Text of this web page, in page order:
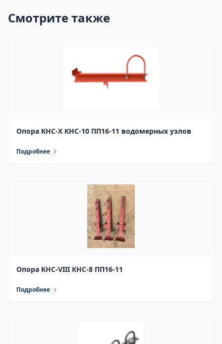
Смотрите также
Опора KHC-X КНС-10 ПП16-11 водомерных узлов
Подробнее
Опора KHC-VIII КНС-8 ПП16-11
Подробнее